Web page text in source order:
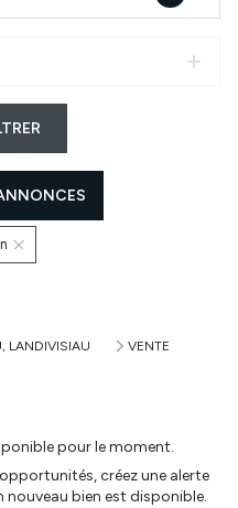
LANDIVISIAU
VENTE
pour le moment.
créez une alerte
nouveau bien est disponible.